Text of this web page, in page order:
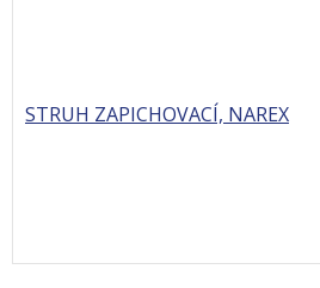
STRUH ZAPICHOVACÍ, NAREX